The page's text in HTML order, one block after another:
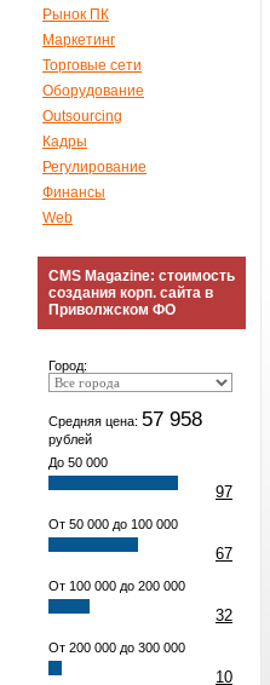
Рынок ПК
Маркетинг
Торговые сети
Оборудование
Outsourcing
Кадры
Регулирование
Финансы
Web
CMS Magazine: стоимость
создания корп. сайта в
Приволжском ФО
Город:
Средняя цена: 57 958
рублей
До 50 000
97
От 50 000 до 100 000
67
От 100 000 до 200 000
32
От 200 000 до 300 000
10